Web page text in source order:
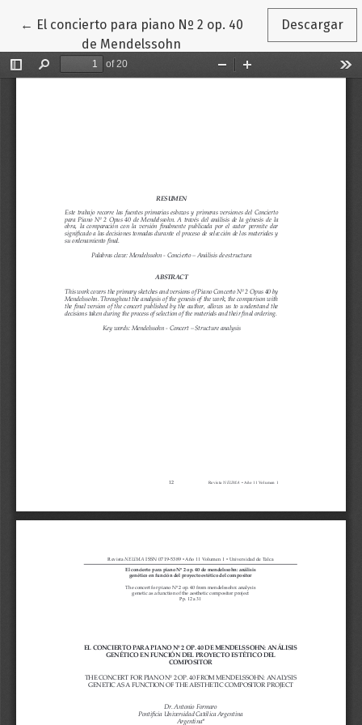
← Volver a los detalles del artículo
El concierto para piano Nº 2 op. 40
de Mendelssohn
Descargar